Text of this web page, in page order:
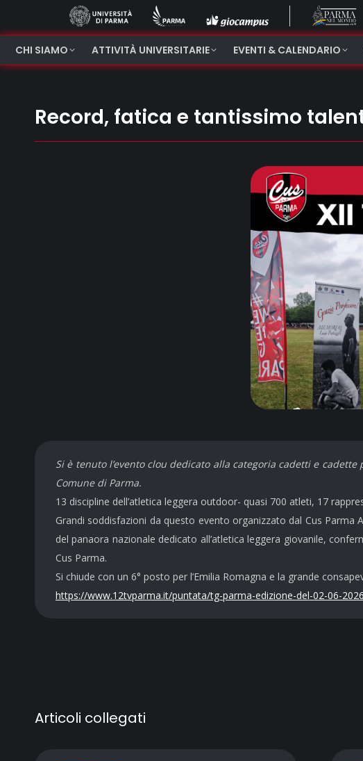
CHI SIAMO ATTIVITÀ UNIVERSITARIE EVENTI & CALENDARIO
Record, fatica e tantissimo
Si è tenuto l’evento clou dedicato alla categoria cadetti e
Comune di Parma.
13 discipline dell’atletica leggera outdoor- quasi 700 atleti, 17
Grandi soddisfazioni da questo evento organizzato dal Cus
del panaora nazionale dedicato all’atletica leggera giovanile,
Cus Parma.
Si chiude con un 6° posto per l’Emilia Romagna e la grande
https://www.12tvparma.it/puntata/tg-parma-edizione-del-02-06-
Articoli collegati